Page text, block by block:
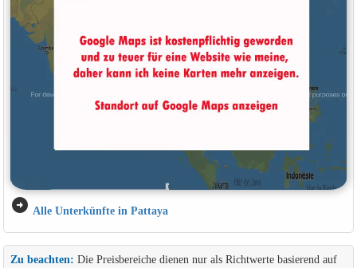
arrow_circle_right Alle Unterkünfte in Pattaya
Zu beachten: Die Preisbereiche dienen nur als Richtwerte basierend auf